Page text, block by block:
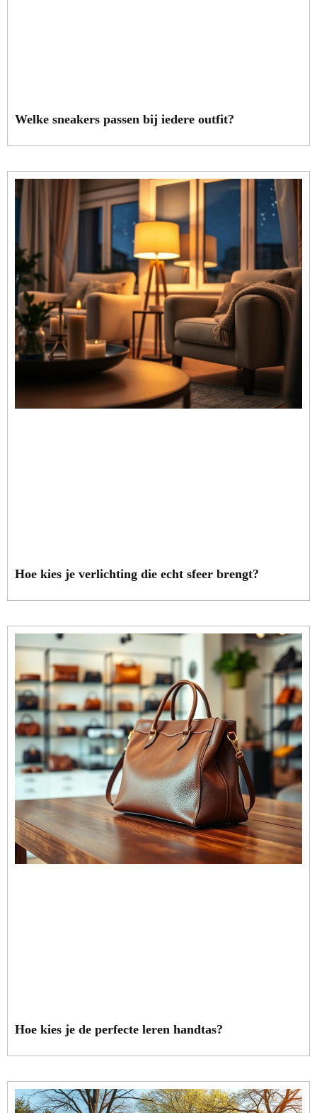
Welke sneakers passen bij iedere outfit?
Hoe kies je verlichting die echt sfeer brengt?
Hoe kies je de perfecte leren handtas?